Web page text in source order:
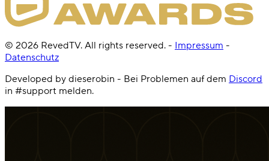
© 2026 RevedTV. All rights reserved. - Impressum -
Datenschutz
Developed by dieserobin - Bei Problemen auf dem Discord
in #support melden.